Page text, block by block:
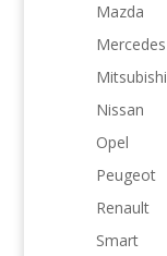
Mazda
Mercedes
Mitsubishi
Nissan
Opel
Peugeot
Renault
Smart